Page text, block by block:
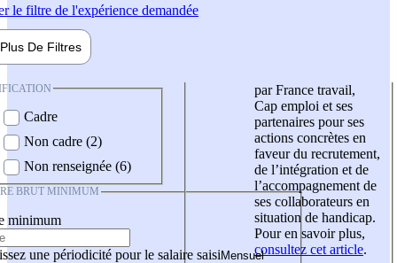
le filtre de l'expérience demandée
Plus De Filtres
Cadre
Non cadre (2)
Non renseignée (6)
BRUT MINIMUM
minimum
une périodicité pour le salaire saisi
par France travail,
Cap emploi et ses
partenaires pour ses
actions concrètes en
faveur du recrutement,
de l’intégration et de
l’accompagnement de
ses collaborateurs en
situation de handicap.
Pour en savoir plus,
consultez cet article.